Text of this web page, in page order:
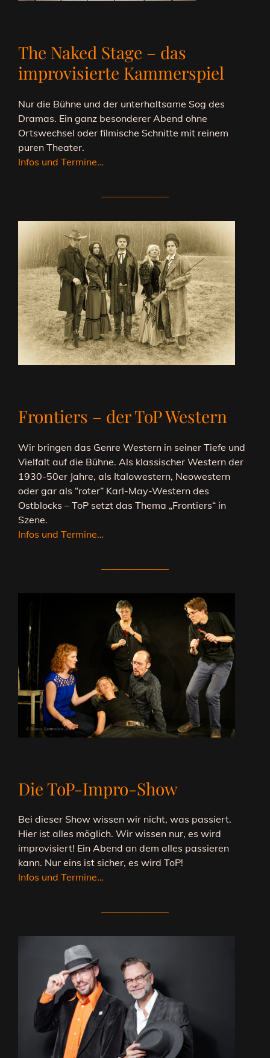
The Naked Stage – das
improvisierte Kammerspiel
Nur die Bühne und der unterhaltsame Sog des
Dramas. Ein ganz besonderer Abend ohne
Ortswechsel oder filmische Schnitte mit reinem
puren Theater.
Infos und Termine…
Frontiers – der ToP Western
Wir bringen das Genre Western in seiner Tiefe und
Vielfalt auf die Bühne. Als klassischer Western der
1930-50er Jahre, als Italowestern, Neowestern
oder gar als “roter” Karl-May-Western des
Ostblocks – ToP setzt das Thema „Frontiers“ in
Szene.
Infos und Termine…
Die ToP-Impro-Show
Bei dieser Show wissen wir nicht, was passiert.
Hier ist alles möglich. Wir wissen nur, es wird
improvisiert! Ein Abend an dem alles passieren
kann. Nur eins ist sicher, es wird ToP!
Infos und Termine…